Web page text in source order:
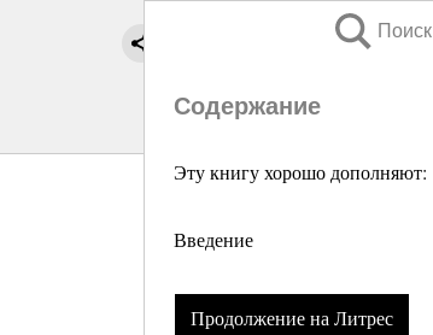
Поиск
Содержание
Эту книгу хорошо дополняют:
Введение
Продолжение на Литрес